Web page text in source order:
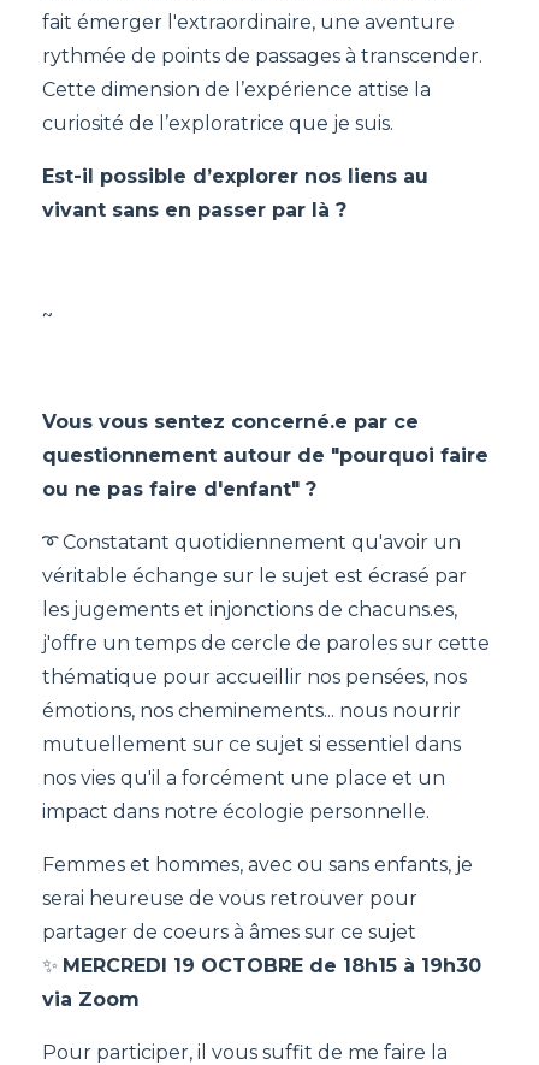
fait émerger l'extraordinaire, une aventure
rythmée de points de passages à transcender.
Cette dimension de l’expérience attise la
curiosité de l’exploratrice que je suis.
Est-il possible d’explorer nos liens au
vivant sans en passer par là ?
~
Vous vous sentez concerné.e par ce
questionnement autour de "pourquoi faire
ou ne pas faire d'enfant" ?
➰ Constatant quotidiennement qu'avoir un
véritable échange sur le sujet est écrasé par
les jugements et injonctions de chacuns.es,
j'offre un temps de cercle de paroles sur cette
thématique pour accueillir nos pensées, nos
émotions, nos cheminements... nous nourrir
mutuellement sur ce sujet si essentiel dans
nos vies qu'il a forcément une place et un
impact dans notre écologie personnelle.
Femmes et hommes, avec ou sans enfants, je
serai heureuse de vous retrouver pour
partager de coeurs à âmes sur ce sujet
✨ MERCREDI 19 OCTOBRE de 18h15 à 19h30
via Zoom
Pour participer, il vous suffit de me faire la